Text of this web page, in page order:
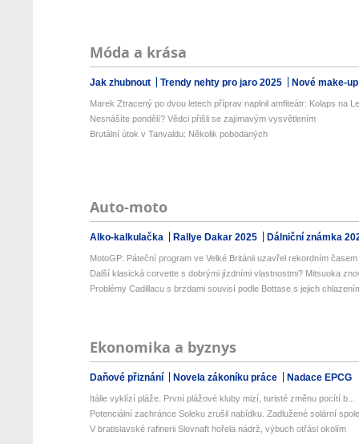
Móda a krása
Jak zhubnout Trendy nehty pro jaro 2025 Nové make-
Marek Ztracený po dvou letech příprav naplnil amfiteátr: Kolaps na
Nesnášíte pondělí? Vědci přišli se zajímavým vysvětlením
Brutální útok v Tanvaldu: Několik pobodaných
Auto-moto
Alko-kalkulačka Rallye Dakar 2025 Dálniční známka
MotoGP: Páteční program ve Velké Británii uzavřel rekordním
Další klasická corvette s dobrými jízdními vlastnostmi? Mitsuoka
Problémy Cadillacu s brzdami souvisí podle Bottase s jejich
Ekonomika a byznys
Daňové přiznání Novela zákoníku práce Nadace EPCG
Itálie vyklízí pláže. První plážové kluby mizí, turisté změnu pocítí b...
Potenciální zachránce Soleku zrušil nabídku. Zadlužené solární
V bratislavské rafinerii Slovnaft hořela nádrž, výbuch otřásl okolím